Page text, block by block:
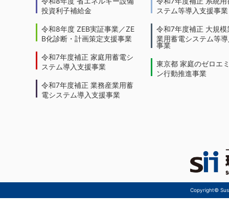
投資利子補給金
令和8年度 ZEB実証事業／ZE
B化診断・計画策定支援事業
令和7年度補正 家庭用蓄電シ
ステム導入支援事業
令和7年度補正 業務産業用蓄
電システム導入支援事業
ステム等導入支援事業
令和7年度補正 大規模
業用蓄電システム等
事業
東京都 家庭のゼロエ
ン行動推進事業
Copyright©